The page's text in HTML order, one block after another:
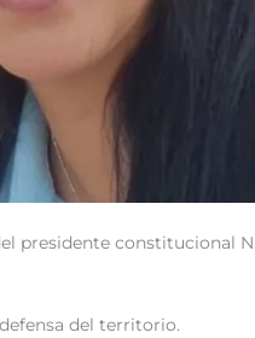
presidente constitucional
del territorio.